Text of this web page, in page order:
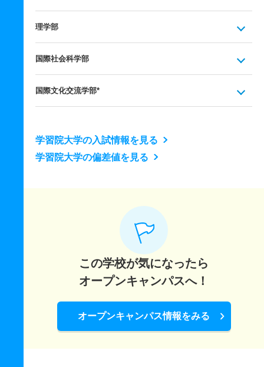
理学部
国際社会科学部
国際文化交流学部*
学習院大学の入試情報を見る
学習院大学の偏差値を見る
この学校が気になったら
オープンキャンパスへ！
オープンキャンパス情報をみる